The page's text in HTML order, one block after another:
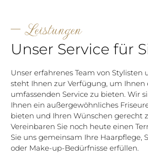
Leistungen
Unser Service für
Unser erfahrenes Team von Stylisten
steht Ihnen zur Verfügung, um Ihnen
umfassenden Service zu bieten. Wir
Ihnen ein außergewöhnliches
bieten und Ihren Wünschen gerecht
Vereinbaren Sie noch heute einen
Sie uns gemeinsam Ihre Haarpflege,
oder Make-up-Bedürfnisse erfüllen.